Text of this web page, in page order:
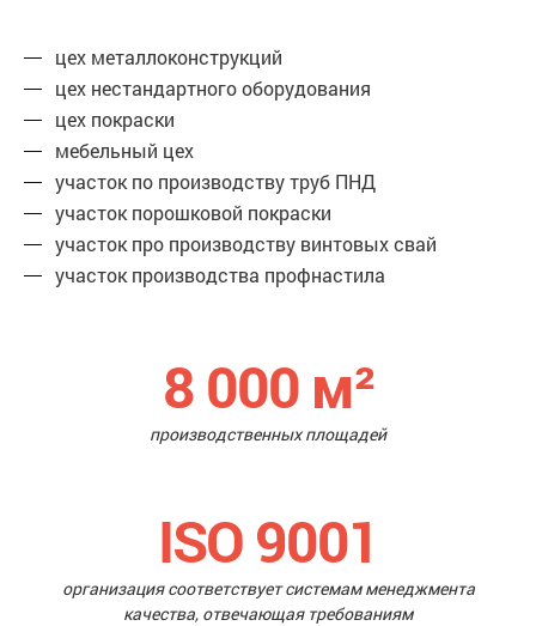
цех металлоконструкций
цех нестандартного оборудования
цех покраски
мебельный цех
участок по производству труб ПНД
участок порошковой покраски
участок про производству винтовых свай
участок производства профнастила
8 000 м²
производственных площадей
ISO 9001
организация соответствует системам менеджмента
качества, отвечающая требованиям